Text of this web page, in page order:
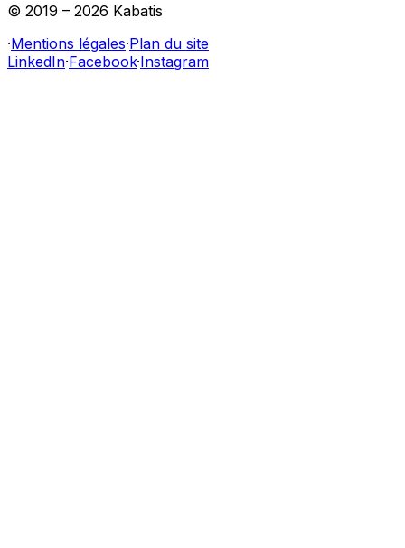
© 2019 – 2026 Kabatis
·Mentions légales·Plan du site
LinkedIn·Facebook·Instagram